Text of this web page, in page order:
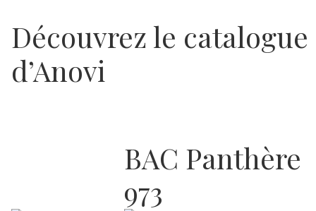
Découvrez le catalogue
d’Anovi
BAC Panthère
973